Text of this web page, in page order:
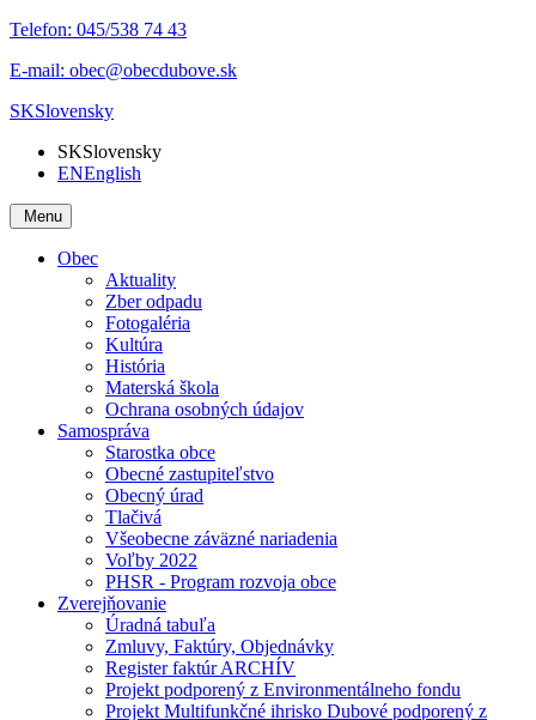
Telefon: 045/538 74 43
E-mail: obec@obecdubove.sk
SKSlovensky
SKSlovensky
ENEnglish
Menu
Obec
Aktuality
Zber odpadu
Fotogaléria
Kultúra
História
Materská škola
Ochrana osobných údajov
Samospráva
Starostka obce
Obecné zastupiteľstvo
Obecný úrad
Tlačivá
Všeobecne záväzné nariadenia
Voľby 2022
PHSR - Program rozvoja obce
Zverejňovanie
Úradná tabuľa
Zmluvy, Faktúry, Objednávky
Register faktúr ARCHÍV
Projekt podporený z Environmentálneho fondu
Projekt Multifunkčné ihrisko Dubové podporený z